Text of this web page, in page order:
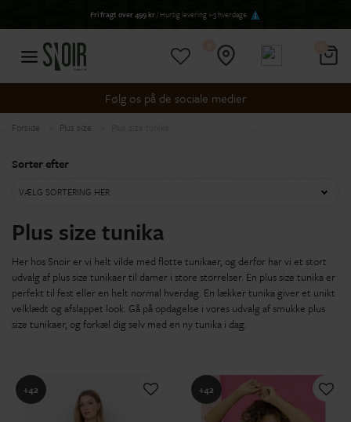
Fri fragt over 499 kr/ Hurtig levering 1-3 hverdage
Følg os på de sociale medier
Forside Plus size
Sorter efter
VÆLG SORTERING HER
Plus size tunika
Her hos Snoir er vi helt vilde med flotte tunikaer, og derfor har vi et stort
udvalg af plus size tunikaer til damer i store størrelser. En plus size tunika er
perfekt til fest eller en helt normal hverdag. En lækker tunika giver et unikt
velklædt og afslappet look. Gå på opdagelse i vores udvalg af smukke plus
size tunikaer, og forkæl dig selv med en ny tunika i dag.
+42 +42